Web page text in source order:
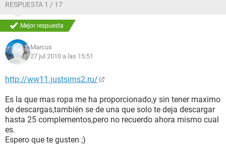
RESPUESTA 1 / 17
Mejor respuesta
Marcus
27 jul 2010 a las 15:51
http://ww11.justsims2.ru/
Es la que mas ropa me ha proporcionado,y sin tener maximo
de descargas,también se de una que solo te deja descargar
hasta 25 complementos,pero no recuerdo ahora mismo cual
es.
Espero que te gusten ;)